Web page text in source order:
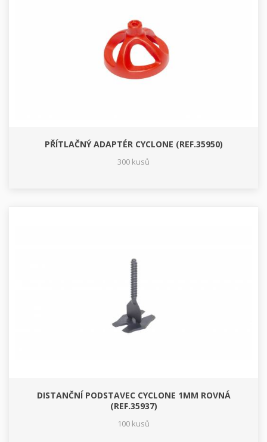
PŘÍTLAČNÝ ADAPTÉR CYCLONE (REF.35950)
300 kusů
DISTANČNÍ PODSTAVEC CYCLONE 1MM ROVNÁ
(REF.35937)
100 kusů